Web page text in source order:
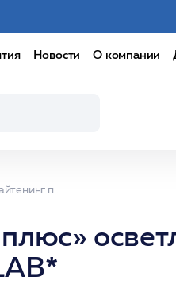
Новости О компании